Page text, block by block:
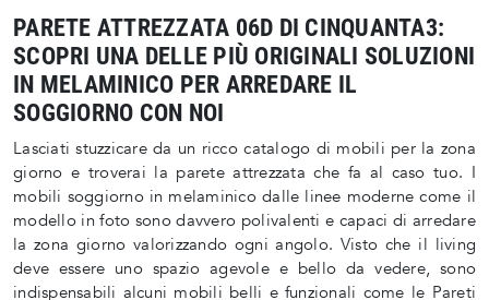
PARETE ATTREZZATA 06D DI CINQUANTA3:
SCOPRI UNA DELLE PIÙ ORIGINALI SOLUZIONI
IN MELAMINICO PER ARREDARE IL
SOGGIORNO CON NOI
Lasciati stuzzicare da un ricco catalogo di mobili per la zona
giorno e troverai la parete attrezzata che fa al caso tuo. I
mobili soggiorno in melaminico dalle linee moderne come il
modello in foto sono davvero polivalenti e capaci di arredare
la zona giorno valorizzando ogni angolo. Visto che il living
deve essere uno spazio agevole e bello da vedere, sono
indispensabili alcuni mobili belli e funzionali come le Pareti